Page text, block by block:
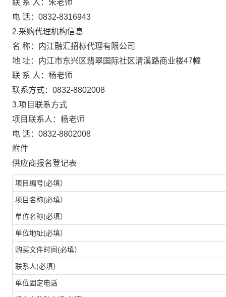
联 系 人：朱老师
电 话：0832-8316943
2.采购代理机构信息
名 称：内江融汇招标代理有限公司
地 址：内江市东兴区翡翠国际社区清溪路商业楼47幢
联 系 人：杨老师
联系方式：0832-8802008
3.项目联系方式
项目联系人：杨老师
电 话：0832-8802008
附件
供应商报名登记表
项目编号(必填）
项目名称(必填）
单位名称(必填）
单位地址(必填）
购买文件时间(必填）
联系人(必填）
单位固定电话